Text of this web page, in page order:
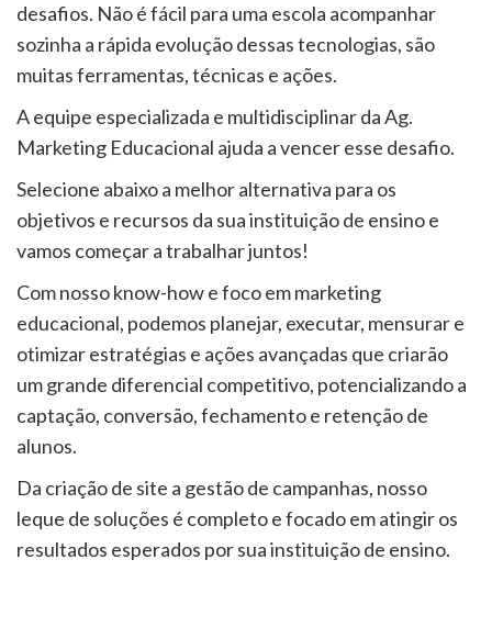
desafios. Não é fácil para uma escola acompanhar
sozinha a rápida evolução dessas tecnologias, são
muitas ferramentas, técnicas e ações.
A equipe especializada e multidisciplinar da Ag.
Marketing Educacional ajuda a vencer esse desafio.
Selecione abaixo a melhor alternativa para os
objetivos e recursos da sua instituição de ensino e
vamos começar a trabalhar juntos!
Com nosso know-how e foco em marketing
educacional, podemos planejar, executar, mensurar e
otimizar estratégias e ações avançadas que criarão
um grande diferencial competitivo, potencializando a
captação, conversão, fechamento e retenção de
alunos.
Da criação de site a gestão de campanhas, nosso
leque de soluções é completo e focado em atingir os
resultados esperados por sua instituição de ensino.